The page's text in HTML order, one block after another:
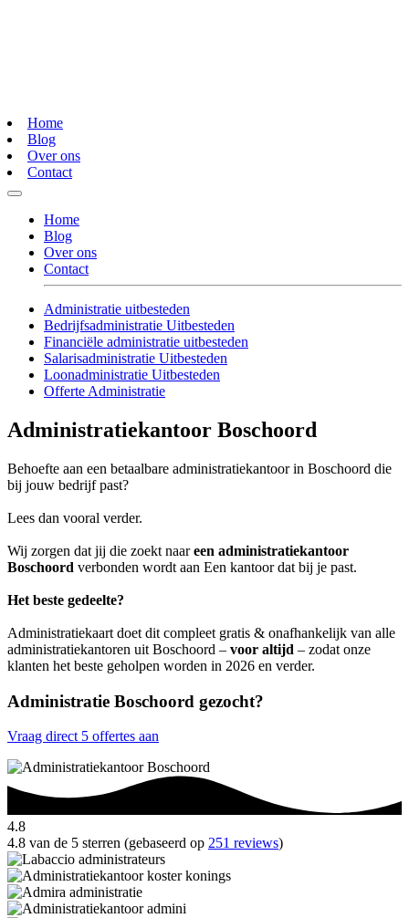
Home
Blog
Over ons
Contact
Home
Blog
Over ons
Contact
Administratie uitbesteden
Bedrijfsadministratie Uitbesteden
Financiële administratie uitbesteden
Salarisadministratie Uitbesteden
Loonadministratie Uitbesteden
Offerte Administratie
Administratiekantoor Boschoord
Behoefte aan een betaalbare administratiekantoor in Boschoord die
bij jouw bedrijf past?
Lees dan vooral verder.
Wij zorgen dat jij die zoekt naareen administratiekantoor
Boschoord verbonden wordt aan Een kantoor dat bij je past.
Het beste gedeelte?
Administratiekaart doet dit compleet gratis & onafhankelijk van alle
administratiekantoren uit Boschoord – voor altijd – zodat onze
klanten het beste geholpen worden in 2026 en verder.
Administratie Boschoord gezocht?
Vraag direct 5 offertes aan
4.8
4.8 van de 5 sterren (gebaseerd op 251 reviews)